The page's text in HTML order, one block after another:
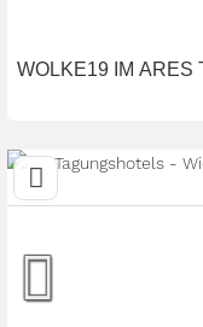
WOLKE19 IM ARES
Art der Location:
Tagungsstätte
Seminarteilnehmer: